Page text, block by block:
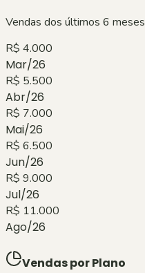
Vendas dos últimos 6 meses
R$ 4.000
Mar/26
R$ 5.500
Abr/26
R$ 7.000
Mai/26
R$ 6.500
Jun/26
R$ 9.000
Jul/26
R$ 11.000
Ago/26
Vendas por Plano